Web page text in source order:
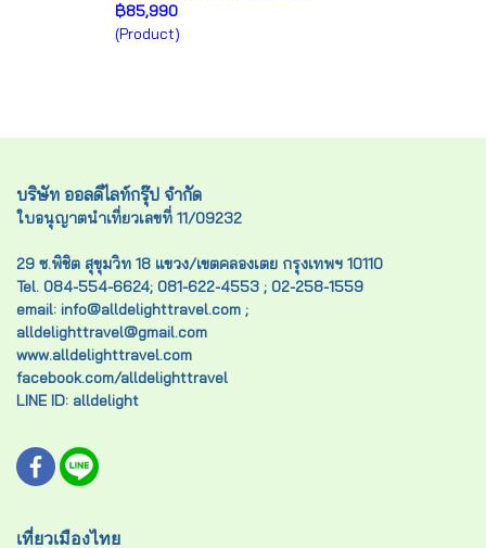
฿85,990
(Product)
บริษัท ออลดีไลท์กรุ๊ป จำกัด
ใบอนุญาตนำเที่ยวเลขที่ 11/09232
29 ซ.พิชิต สุขุมวิท 18 แขวง/เขตคลองเตย กรุงเทพฯ 10110
Tel. 084-554-6624; 081-622-4553 ; 02-258-1559
email: info@alldelighttravel.com ;
alldelighttravel@gmail.com
www.alldelighttravel.com
facebook.com/alldelighttravel
LINE ID: alldelight
เที่ยวเมืองไทย